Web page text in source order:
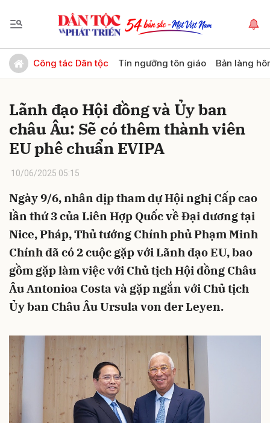
Công tác Dân tộc Tín ngưỡng tôn giáo Bản làng
Lãnh đạo Hội đồng và Ủy ban
châu Âu: Sẽ có thêm thành viên
EU phê chuẩn EVIPA
10/06/2025 05:15
Ngày 9/6, nhân dịp tham dự Hội nghị Cấp cao
lần thứ 3 của Liên Hợp Quốc về Đại dương tại
Nice, Pháp, Thủ tướng Chính phủ Phạm Minh
Chính đã có 2 cuộc gặp với Lãnh đạo EU, bao
gồm gặp làm việc với Chủ tịch Hội đồng Châu
Âu Antonioa Costa và gặp ngắn với Chủ tịch
Ủy ban Châu Âu Ursula von der Leyen.
Gửi bình luận